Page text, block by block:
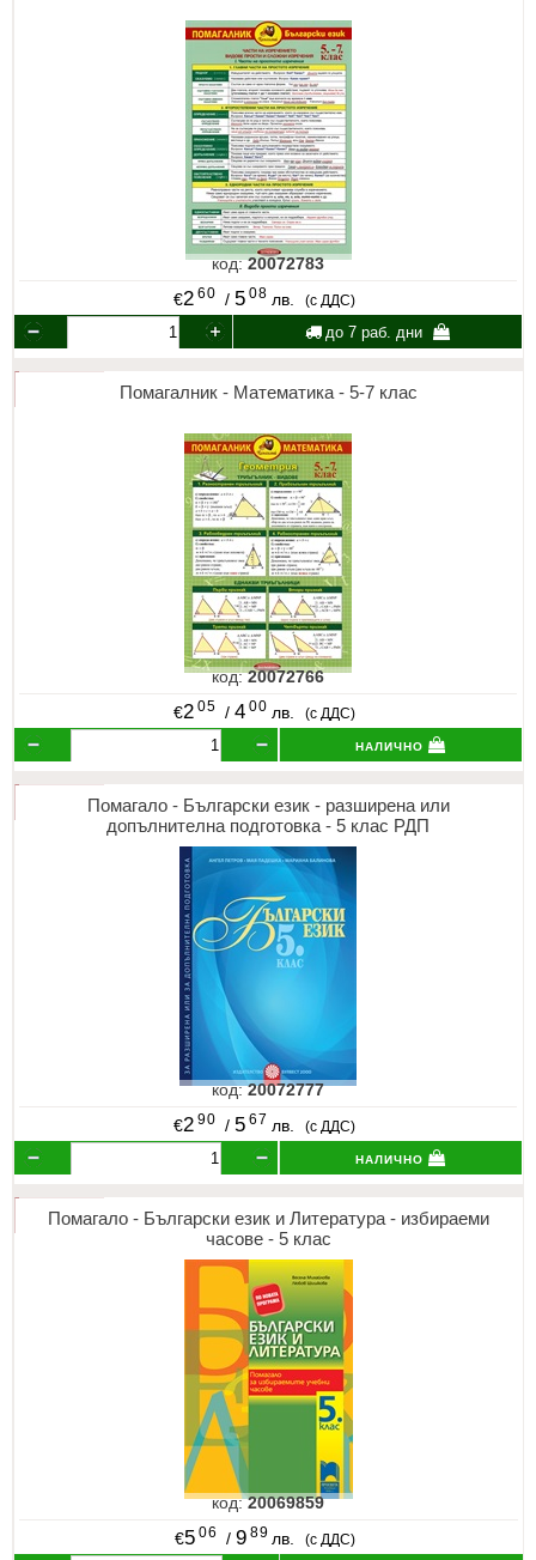
код:20072783
€2 60 / 5 08 лв. (с ДДС)
до 7 раб. дни
Помагалник - Математика - 5-7 клас
код:20072766
€2 05 /4 00 лв. (с ДДС)
налично
Помагало - Български език - разширена или
допълнителна подготовка - 5 клас РДП
код:20072777
€2 90 / 5 67 лв. (с ДДС)
налично
Помагало - Български език и Литература - избираеми
часове - 5 клас
код:20069859
€5 06 / 9 89 лв. (с ДДС)